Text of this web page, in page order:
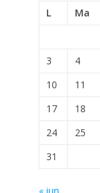
L
Ma
3
4
10
11
17
18
24
25
31